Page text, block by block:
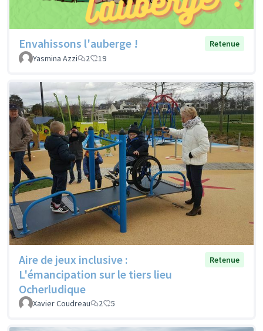
Envahissons l'auberge !
Retenue
Yasmina Azzi
2 19
Aire de jeux inclusive :
L'émancipation sur le tiers lieu
Ocherludique
Retenue
Xavier Coudreau 2 5